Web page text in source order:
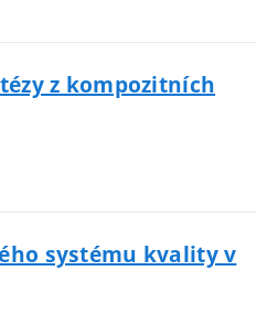
z kompozitních
systému kvality v